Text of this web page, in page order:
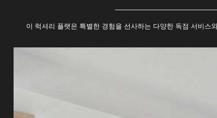
이 럭셔리 플랫은 특별한 경험을 선사하는 다양한 독점 서비스